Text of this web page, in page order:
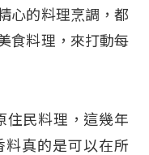
心的料理烹調，都
食料理，來打動每
住民料理，這幾年
料真的是可以在所